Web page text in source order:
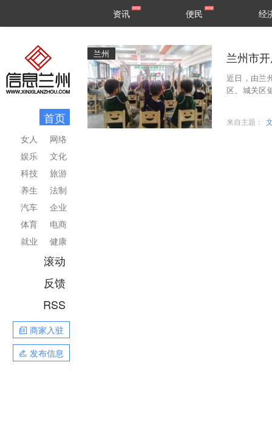
区县
资讯 便民 经
首页
网络
文化
旅游
法制
企业
电商
健康
女人
娱乐
科技
养生
汽车
体育
就业
滚动
反馈
RSS
商家入驻
发布信息
兰州 兰州市
近日，由兰
区、城关区
来自主题：